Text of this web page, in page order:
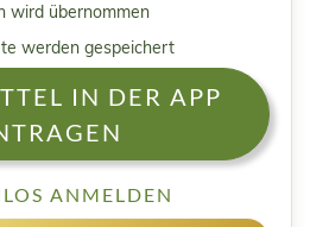
wird übernommen
werden gespeichert
IN DER APP
ANMELDEN